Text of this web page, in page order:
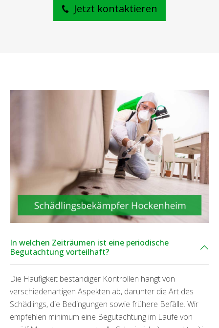
Jetzt kontaktieren
In welchen Zeiträumen ist eine periodische
Begutachtung vorteilhaft?
Die Häufigkeit beständiger Kontrollen hängt von
verschiedenartigen Aspekten ab, darunter die Art des
Schädlings, die Bedingungen sowie frühere Befälle. Wir
empfehlen minimum eine Begutachtung im Laufe von